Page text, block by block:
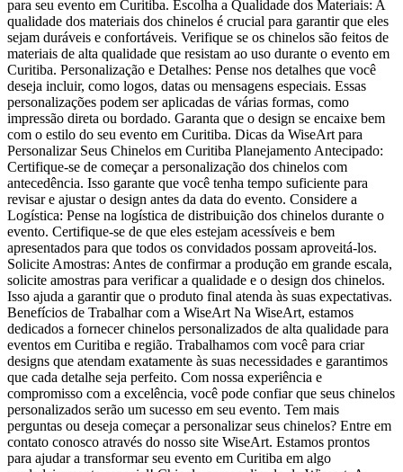
para seu evento em Curitiba. Escolha a Qualidade dos Materiais: A
qualidade dos materiais dos chinelos é crucial para garantir que eles
sejam duráveis e confortáveis. Verifique se os chinelos são feitos de
materiais de alta qualidade que resistam ao uso durante o evento em
Curitiba. Personalização e Detalhes: Pense nos detalhes que você
deseja incluir, como logos, datas ou mensagens especiais. Essas
personalizações podem ser aplicadas de várias formas, como
impressão direta ou bordado. Garanta que o design se encaixe bem
com o estilo do seu evento em Curitiba. Dicas da WiseArt para
Personalizar Seus Chinelos em Curitiba Planejamento Antecipado:
Certifique-se de começar a personalização dos chinelos com
antecedência. Isso garante que você tenha tempo suficiente para
revisar e ajustar o design antes da data do evento. Considere a
Logística: Pense na logística de distribuição dos chinelos durante o
evento. Certifique-se de que eles estejam acessíveis e bem
apresentados para que todos os convidados possam aproveitá-los.
Solicite Amostras: Antes de confirmar a produção em grande escala,
solicite amostras para verificar a qualidade e o design dos chinelos.
Isso ajuda a garantir que o produto final atenda às suas expectativas.
Benefícios de Trabalhar com a WiseArt Na WiseArt, estamos
dedicados a fornecer chinelos personalizados de alta qualidade para
eventos em Curitiba e região. Trabalhamos com você para criar
designs que atendam exatamente às suas necessidades e garantimos
que cada detalhe seja perfeito. Com nossa experiência e
compromisso com a excelência, você pode confiar que seus chinelos
personalizados serão um sucesso em seu evento. Tem mais
perguntas ou deseja começar a personalizar seus chinelos? Entre em
contato conosco através do nosso site WiseArt. Estamos prontos
para ajudar a transformar seu evento em Curitiba em algo